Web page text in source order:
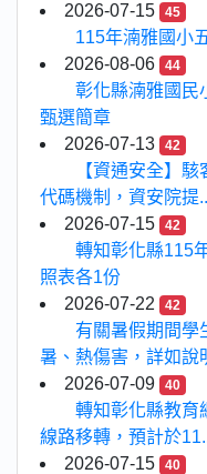
2026-07-15
45
115年湳雅國小
2026-08-06
44
彰化縣湳雅國民
甄選簡章
2026-07-13
42
【資通安全】
代碼機制，資安院提
2026-07-15
42
轉知彰化縣115
照表各1份
2026-07-22
42
有關暑假期間學
暑、熱傷害，詳如說
2026-07-09
40
轉知彰化縣教育
線路移轉，預計於
2026-07-15
40